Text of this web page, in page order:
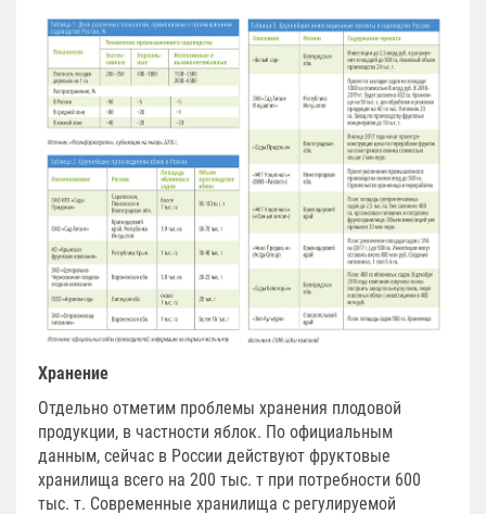
Хранение
Отдельно отметим проблемы хранения плодовой
продукции, в частности яблок. По официальным
данным, сейчас в России действуют фруктовые
хранилища всего на 200 тыс. т при потребности 600
тыс. т. Современные хранилища с регулируемой